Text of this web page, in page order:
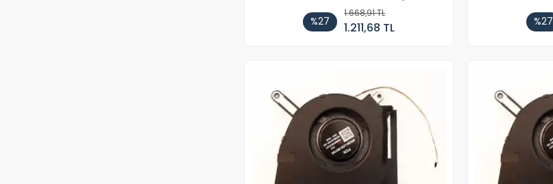
%27
1.668,91 TL
1.211,68 TL %27